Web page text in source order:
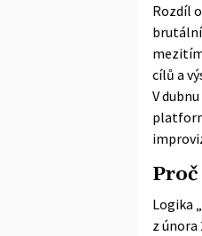
Rozdíl
cílů a
V
Logika
z února